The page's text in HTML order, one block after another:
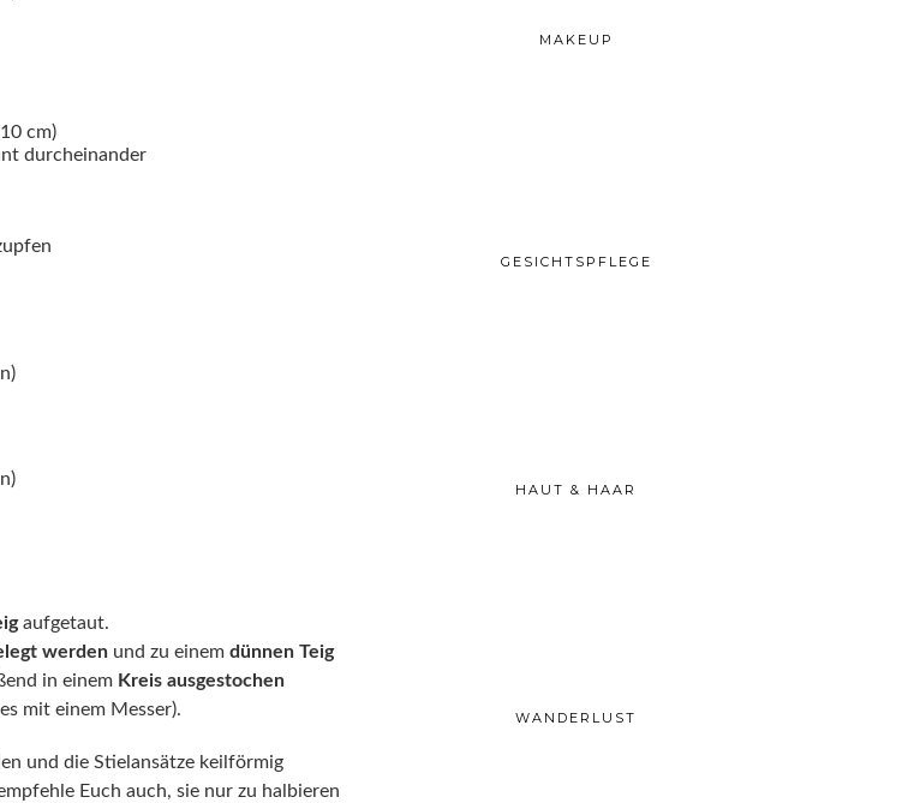
cm)
durcheinander
aufgetaut.
werden und zu einem dünnen Teig
in einem Kreis ausgestochen
mit einem Messer).
und die Stielansätze keilförmig
Euch auch, sie nur zu halbieren
MAKEUP
GESICHTSPFLEGE
HAUT & HAAR
WANDERLUST